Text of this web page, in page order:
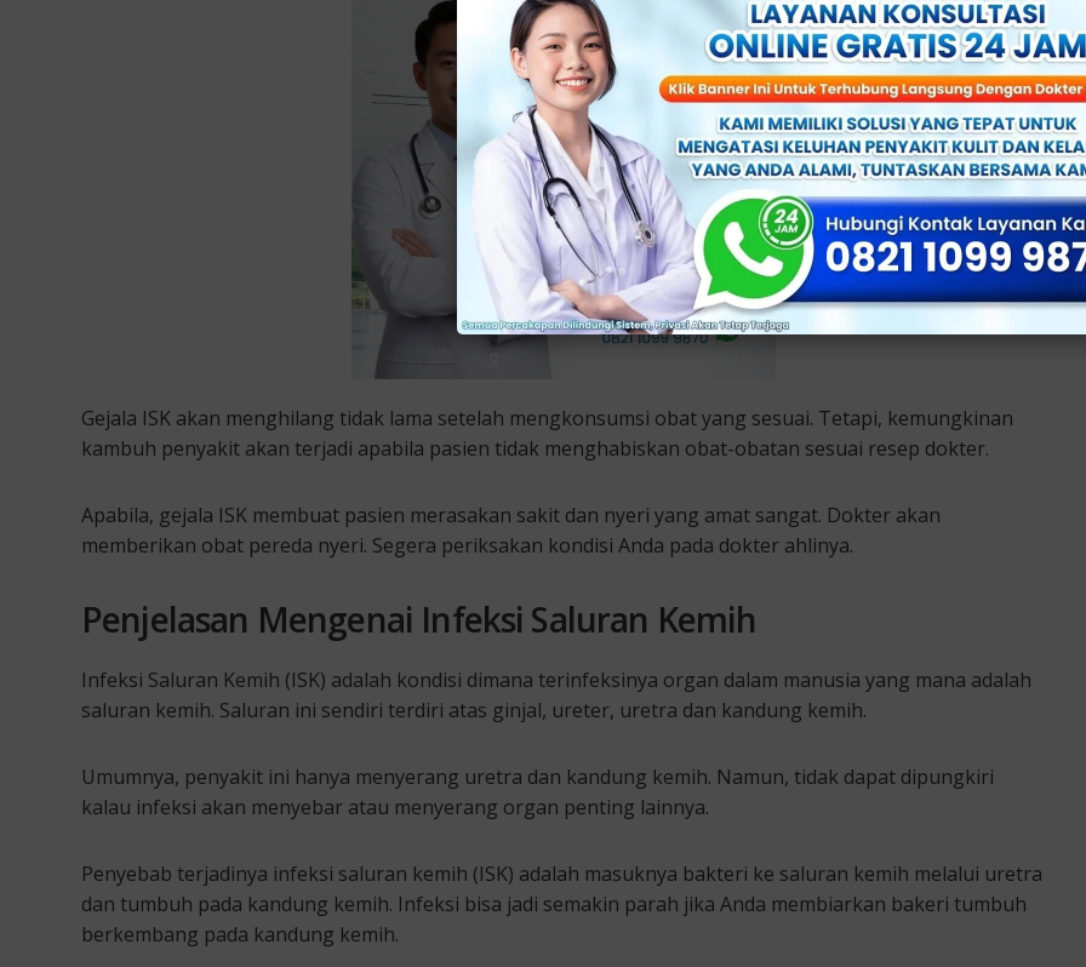
Gejala ISK akan menghilang tidak lama setelah mengkonsumsi obat yang sesuai. Tetapi, kemungkinan
kambuh penyakit akan terjadi apabila pasien tidak menghabiskan obat-obatan sesuai resep dokter.
Apabila, gejala ISK membuat pasien merasakan sakit dan nyeri yang amat sangat. Dokter akan
memberikan obat pereda nyeri. Segera periksakan kondisi Anda pada dokter ahlinya.
Penjelasan Mengenai Infeksi Saluran Kemih
Infeksi Saluran Kemih (ISK) adalah kondisi dimana terinfeksinya organ dalam manusia yang mana adalah
saluran kemih. Saluran ini sendiri terdiri atas ginjal, ureter, uretra dan kandung kemih.
Umumnya, penyakit ini hanya menyerang uretra dan kandung kemih. Namun, tidak dapat dipungkiri
kalau infeksi akan menyebar atau menyerang organ penting lainnya.
Penyebab terjadinya infeksi saluran kemih (ISK) adalah masuknya bakteri ke saluran kemih melalui uretra
dan tumbuh pada kandung kemih. Infeksi bisa jadi semakin parah jika Anda membiarkan bakeri tumbuh
berkembang pada kandung kemih.